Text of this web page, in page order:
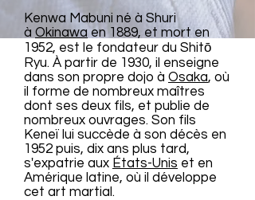
Kenwa Mabuni né à Shuri
à Okinawa en 1889, et mort en
1952, est le fondateur du Shitō
Ryu. À partir de 1930, il enseigne
dans son propre dojo à Osaka, où
il forme de nombreux maîtres
dont ses deux fils, et publie de
nombreux ouvrages. Son fils
Keneï lui succède à son décès en
1952 puis, dix ans plus tard,
s'expatrie aux États-Unis et en
Amérique latine, où il développe
cet art martial.